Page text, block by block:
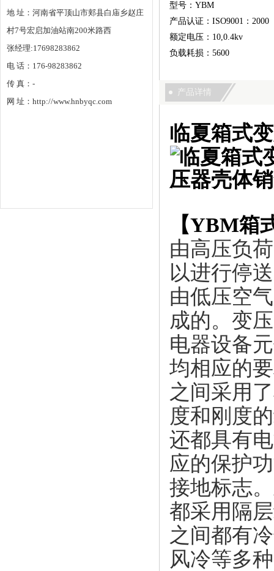
地 址：河南省平顶山市郏县白庙乡赵庄
村7号宏启加油站南200米路西
张经理:17698283862
电 话：176-98283862
传 真：-
网 址：http://www.hnbyqc.com
型号：YBM
产品认证：ISO9001：2000
额定电压：10,0.4kv
负载耗损：5600
产品详情
临夏箱式
【YBM箱
由高压负
以进行停
由低压空
成的。变
电器设备
均相应的
之间采用
度和刚度
还都具有
应的保护
接地标志
都采用隔
之间都有
风冷等多